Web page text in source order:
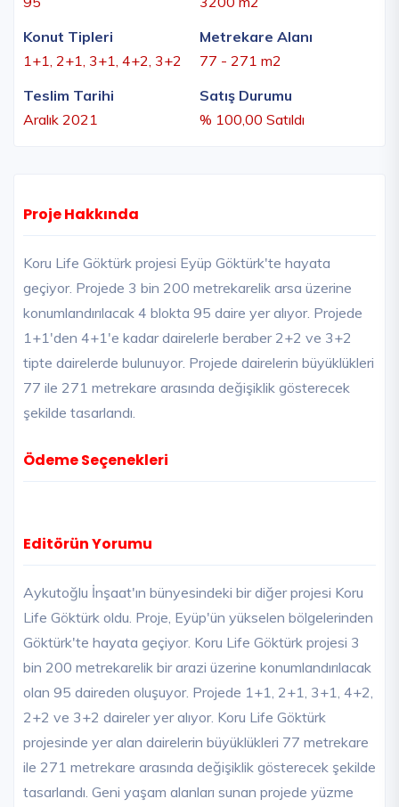
Konut Tipleri
1+1, 2+1, 3+1, 4+2, 3+2
Metrekare Alanı
77 - 271 m2
Teslim Tarihi
Aralık 2021
Satış Durumu
% 100,00 Satıldı
Proje Hakkında
Koru Life Göktürk projesi Eyüp Göktürk'te hayata
geçiyor. Projede 3 bin 200 metrekarelik arsa üzerine
konumlandırılacak 4 blokta 95 daire yer alıyor. Projede
1+1'den 4+1'e kadar dairelerle beraber 2+2 ve 3+2
tipte dairelerde bulunuyor. Projede dairelerin büyüklükleri
77 ile 271 metrekare arasında değişiklik gösterecek
şekilde tasarlandı.
Ödeme Seçenekleri
Editörün Yorumu
Aykutoğlu İnşaat'ın bünyesindeki bir diğer projesi Koru
Life Göktürk oldu. Proje, Eyüp'ün yükselen bölgelerinden
Göktürk'te hayata geçiyor. Koru Life Göktürk projesi 3
bin 200 metrekarelik bir arazi üzerine konumlandırılacak
olan 95 daireden oluşuyor. Projede 1+1, 2+1, 3+1, 4+2,
2+2 ve 3+2 daireler yer alıyor. Koru Life Göktürk
projesinde yer alan dairelerin büyüklükleri 77 metrekare
ile 271 metrekare arasında değişiklik gösterecek şekilde
tasarlandı. Geni yaşam alanları sunan projede yüzme